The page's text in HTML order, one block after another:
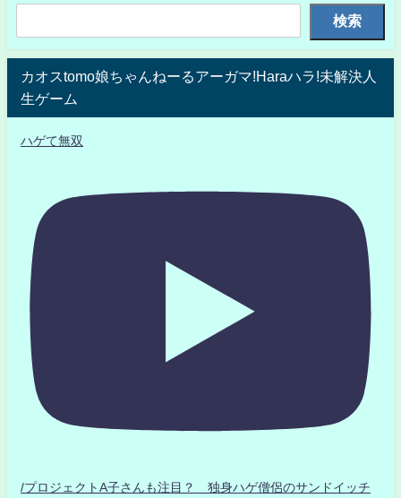
検索
カオスtomo娘ちゃんねーるアーガマ!Haraハラ!未解決人
生ゲーム
ハゲて無双
/プロジェクトA子さんも注目？ 独身ハゲ僧侶のサンドイッチ